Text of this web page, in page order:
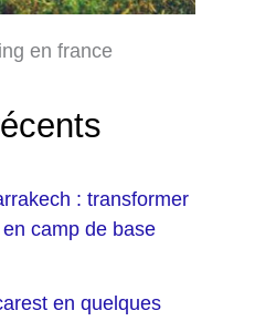
en france
: transformer
camp de base
en quelques